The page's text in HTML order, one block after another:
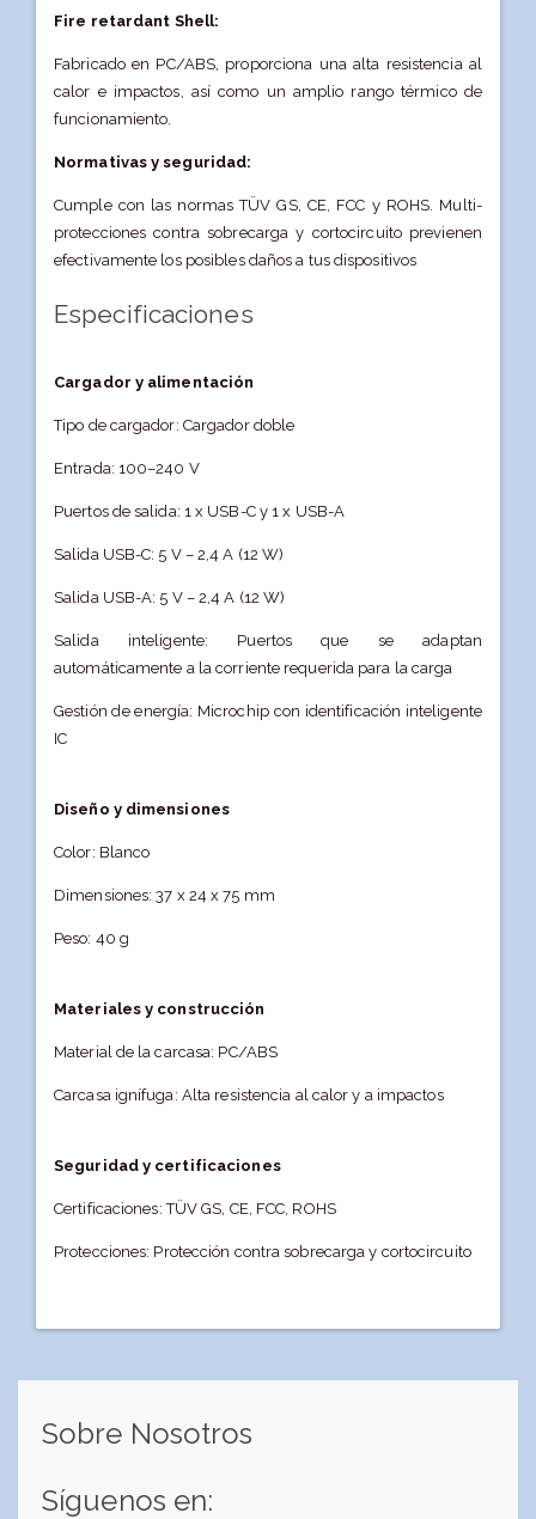
Fire retardant Shell:
Fabricado en PC/ABS, proporciona una alta resistencia al
calor e impactos, así como un amplio rango térmico de
funcionamiento.
Normativas y seguridad:
Cumple con las normas TÜV GS, CE, FCC y ROHS. Multi-
protecciones contra sobrecarga y cortocircuito previenen
efectivamente los posibles daños a tus dispositivos
Especificaciones
Cargador y alimentación
Tipo de cargador: Cargador doble
Entrada: 100–240 V
Puertos de salida: 1 x USB-C y 1 x USB-A
Salida USB-C: 5 V – 2,4 A (12 W)
Salida USB-A: 5 V – 2,4 A (12 W)
Salida inteligente: Puertos que se adaptan
automáticamente a la corriente requerida para la carga
Gestión de energía: Microchip con identificación inteligente
IC
Diseño y dimensiones
Color: Blanco
Dimensiones: 37 x 24 x 75 mm
Peso: 40 g
Materiales y construcción
Material de la carcasa: PC/ABS
Carcasa ignífuga: Alta resistencia al calor y a impactos
Seguridad y certificaciones
Certificaciones: TÜV GS, CE, FCC, ROHS
Protecciones: Protección contra sobrecarga y cortocircuito
Sobre Nosotros
Síguenos en: